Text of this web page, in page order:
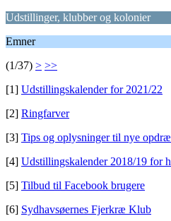
Udstillinger, klubber og kolonier
Emner
(1/37) > >>
[1] Udstillingskalender for 2021/22
[2] Ringfarver
[3] Tips og oplysninger til nye
[4] Udstillingskalender 2018/19 for
[5] Tilbud til Facebook brugere
[6] Sydhavsøernes Fjerkræ Klub